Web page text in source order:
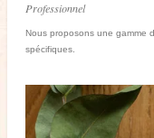
Professionnel
Nous proposons une gamme
spécifiques.